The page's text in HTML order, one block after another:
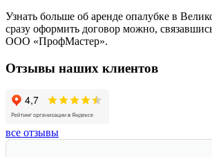
Узнать больше об аренде опалубке в
сразу оформить договор можно,
ООО «ПрофМастер».
Отзывы наших клиентов
все отзывы